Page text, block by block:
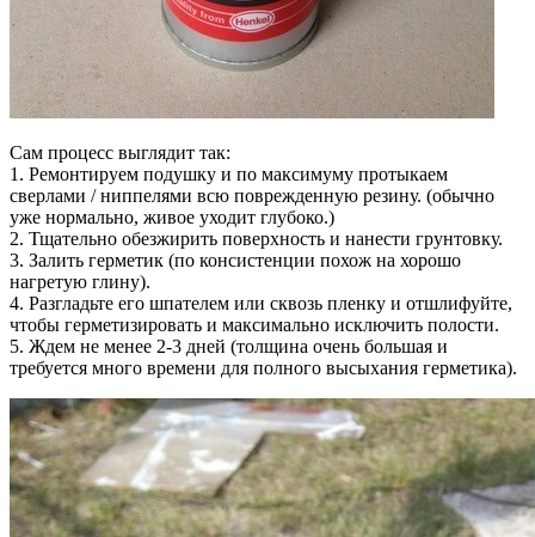
Сам процесс выглядит так:
1. Ремонтируем подушку и по максимуму протыкаем
сверлами / ниппелями всю поврежденную резину. (обычно
уже нормально, живое уходит глубоко.)
2. Тщательно обезжирить поверхность и нанести грунтовку.
3. Залить герметик (по консистенции похож на хорошо
нагретую глину).
4. Разгладьте его шпателем или сквозь пленку и отшлифуйте,
чтобы герметизировать и максимально исключить полости.
5. Ждем не менее 2-3 дней (толщина очень большая и
требуется много времени для полного высыхания герметика).